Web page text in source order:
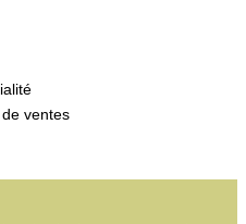
ventes